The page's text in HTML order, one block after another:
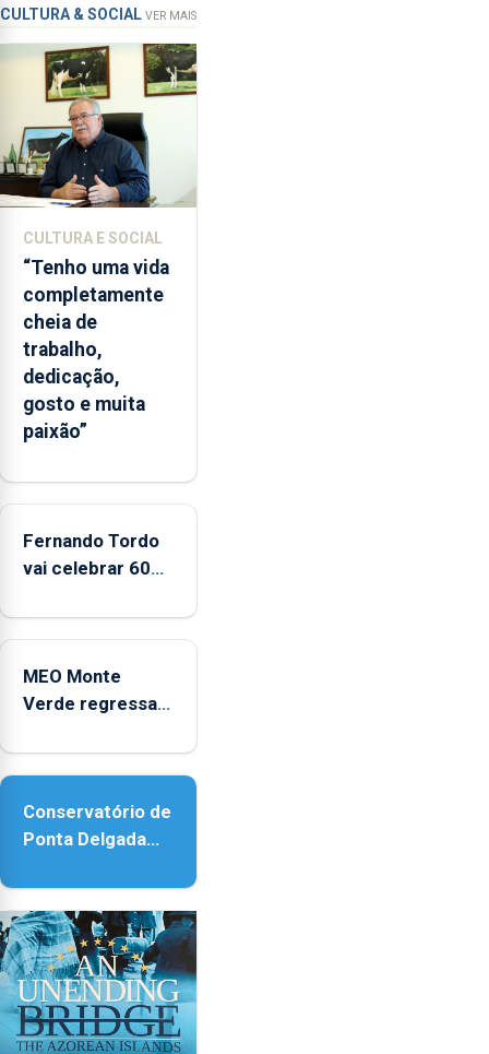
apanha
ilegal
lapas
2022
e
2026.
ilha
das
Flores
apresenta
um
“decréscimo
significativo”
da
entre
e
2025
instrumentos
CULTURA & SOCIAL VER MAIS
CULTURA E SOCIAL
“Tenho uma vida
completamente
cheia de
trabalho,
dedicação,
gosto e muita
paixão”
Fernando Tordo
vai celebrar 60
no Coliseu
MEO Monte
Verde regressa
acessibilidade
Conservatório de
Ponta Delgada
novos
instrumentos